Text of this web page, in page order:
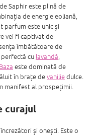
Saphir este plină de
de energie eoliană,
parfum este unic și
vei fi captivat de
îmbătătoare de
cu lavandă,
Baza este dominată de
în brațe devaniliedulce.
manifest al prospețimii.
curajul
și onești. Este o